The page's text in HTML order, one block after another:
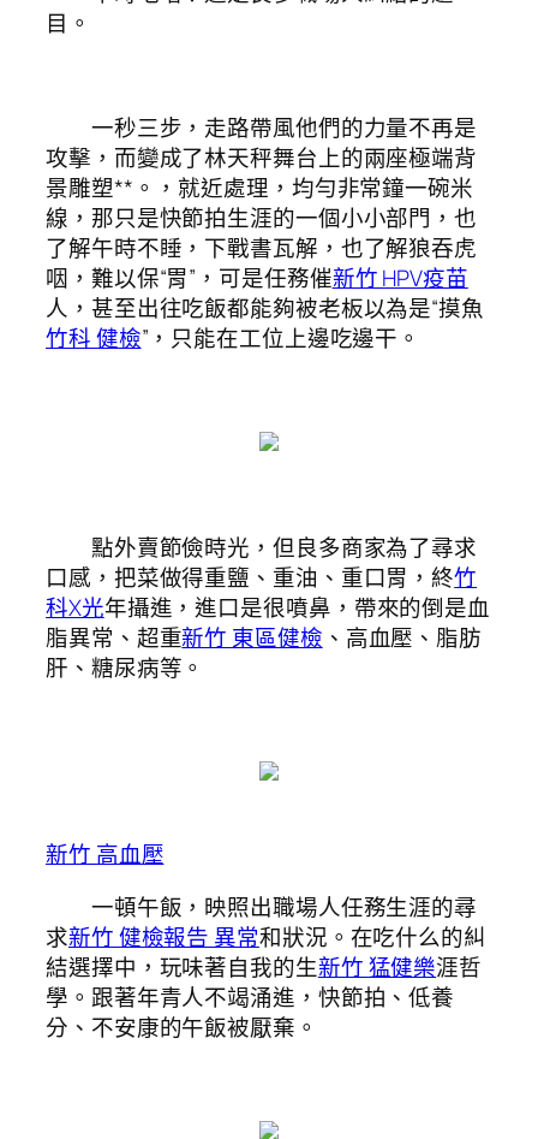
目。
一秒三步，走路帶風他們的力量不再是
攻擊，而變成了林天秤舞台上的兩座極端背
景雕塑**。，就近處理，均勻非常鐘一碗米
線，那只是快節拍生涯的一個小小部門，也
了解午時不睡，下戰書瓦解，也了解狼吞虎
咽，難以保“胃”，可是任務催新竹 HPV疫苗
人，甚至出往吃飯都能夠被老板以為是“摸魚
竹科 健檢”，只能在工位上邊吃邊干。
點外賣節儉時光，但良多商家為了尋求
口感，把菜做得重鹽、重油、重口胃，終竹
科X光年攝進，進口是很噴鼻，帶來的倒是血
脂異常、超重新竹 東區健檢 、高血壓、脂肪
肝、糖尿病等。
新竹 高血壓
一頓午飯，映照出職場人任務生涯的尋
求新竹 健檢報告 異常和狀況。在吃什么的糾
結選擇中，玩味著自我的生新竹 猛健樂涯哲
學。跟著年青人不竭涌進，快節拍、低養
分、不安康的午飯被厭棄。